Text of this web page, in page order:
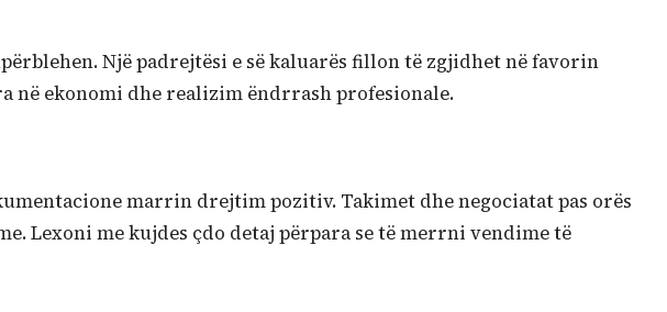
Një padrejtësi e së kaluarës fillon të zgjidhet në favorin
në ekonomi dhe realizim ëndrrash profesionale.
marrin drejtim pozitiv. Takimet dhe negociatat pas orës
Lexoni me kujdes çdo detaj përpara se të merrni vendime të